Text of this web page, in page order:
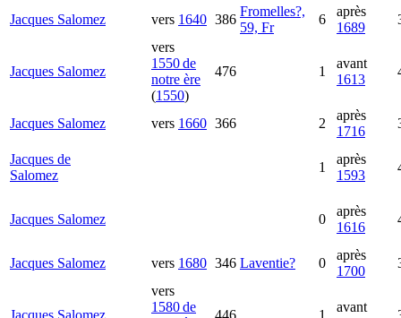
Jacques Salomez vers 1640 386
Fromelles?,
59, Fr
6
après
1689
Jacques Salomez
vers
1550 de
notre ère
(1550)
476 1
avant
1613
Jacques Salomez vers 1660 366 2
après
1716
Jacques de
Salomez
1
après
1593
Jacques Salomez 0
après
1616
Jacques Salomez vers 1680 346 Laventie? 0
après
1700
Jacques Salomez
vers
1580 de
446 1
avant